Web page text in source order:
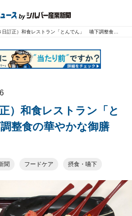
正）和食レストラン「とんでん」 嚥下調整食の華やかな御膳 販売開始
）和食レストラン「と
整食の華やかな御膳
聞 フードケア 摂食・嚥下